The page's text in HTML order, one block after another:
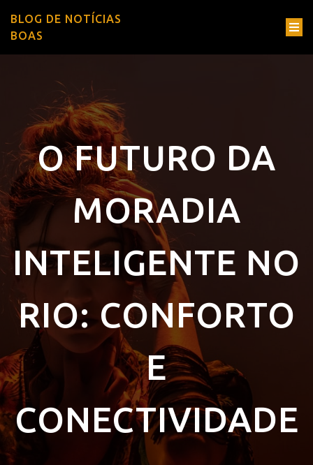
BLOG DE NOTÍCIAS
BOAS
O FUTURO DA
MORADIA
INTELIGENTE NO
RIO: CONFORTO
E
CONECTIVIDADE